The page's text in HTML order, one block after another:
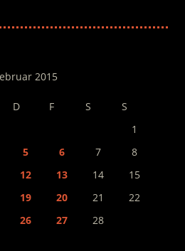
2015
D F S
S
1
5 6 7
8
12 13 14
15
19 20 21
22
26 27
28